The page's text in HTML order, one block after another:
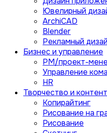
Ювелирный
ArchiCAD
Blender
Рекламный дизай
Бизнес и управление
PM/проект-
Управление
HR
Творчество и контент
Копирайтинг
Рисование на
Рисование